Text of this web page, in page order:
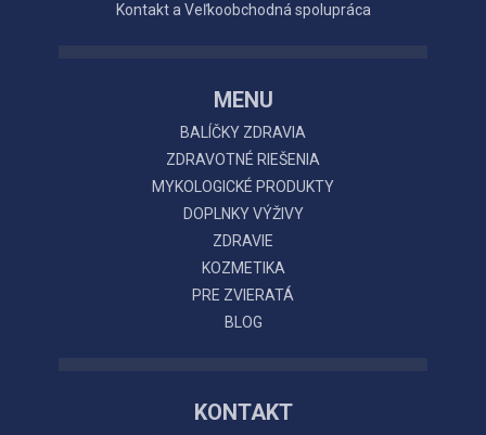
Kontakt a Veľkoobchodná spolupráca
MENU
BALÍČKY ZDRAVIA
ZDRAVOTNÉ RIEŠENIA
MYKOLOGICKÉ PRODUKTY
DOPLNKY VÝŽIVY
ZDRAVIE
KOZMETIKA
PRE ZVIERATÁ
BLOG
KONTAKT